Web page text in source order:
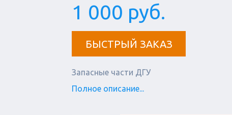
1 000 руб.
БЫСТРЫЙ ЗАКАЗ
Запасные части ДГУ
Полное описание...